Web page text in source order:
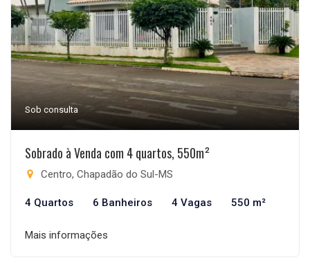
Sob consulta
Sobrado à Venda com 4 quartos, 550m²
Centro, Chapadão do Sul-MS
4 Quartos 6 Banheiros 4 Vagas 550 m²
Mais informações